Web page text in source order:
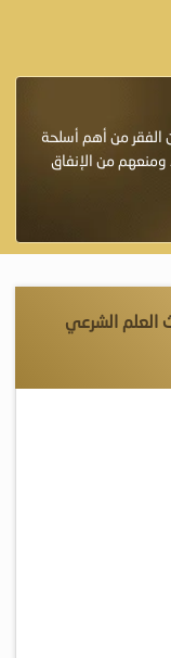
الخوف من الفقر من أهم أسلحة
ومنعهم من الإنفاق
العلم الشرعي